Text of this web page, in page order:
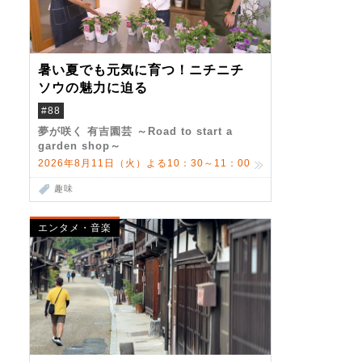
暑い夏でも元気に育つ！ニチニチ
ソウの魅力に迫る
#88
夢が咲く 有吉園芸 ～Road to start a
garden shop～
2026年8月11日（火）よる10：30～11：00
趣味
エンタメ・音楽